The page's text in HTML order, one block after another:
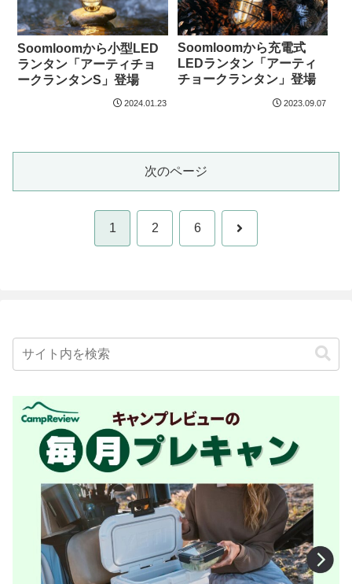
Soomloomから小型LED
ランタン「アーティチョ
ークランタンS」登場
2024.01.23
Soomloomから充電式
LEDランタン「アーティ
チョークランタン」登場
2023.09.07
次のページ
1 2 6 次